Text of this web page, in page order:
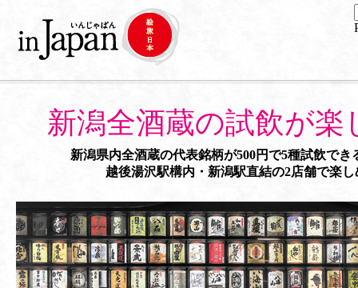
新潟全酒蔵の試飲が楽
新潟県内全酒蔵の代表銘柄が500円で5種試飲でき
越後湯沢駅構内・新潟駅直結の2店舗で楽